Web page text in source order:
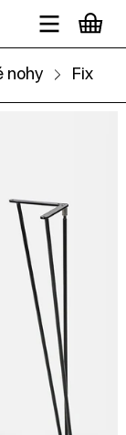
nohy Fix